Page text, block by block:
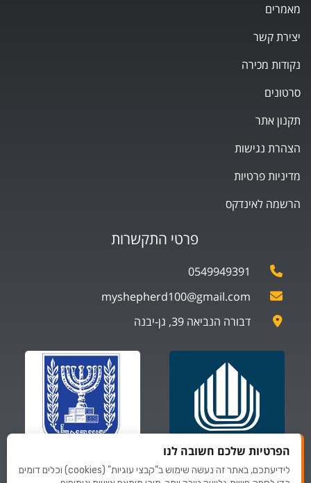
פרטי התקשרות
0549949391
myshepherd100@gmail.com
דבורה הנביאה 39, גן-יבנה
מאמרים
יצירת קשר
נקודות מכירה
סרטונים
תקנון אתר
הצהרת נגישות
מדיניות פרטיות
הרשמה לאינדקס
הפרטיות שלכם חשובה לנו
לידיעתכם, באתר זה נעשה שימוש ב"קבצי עוגיות" (cookies) וכלים דומים